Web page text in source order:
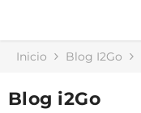
Inicio Blog I2Go
Blog i2Go